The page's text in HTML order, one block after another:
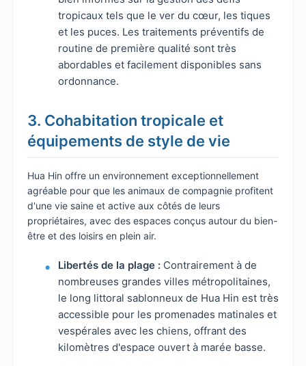
tropicaux tels que le ver du cœur, les tiques
et les puces. Les traitements préventifs de
routine de première qualité sont très
abordables et facilement disponibles sans
ordonnance.
3. Cohabitation tropicale et
équipements de style de vie
Hua Hin offre un environnement exceptionnellement
agréable pour que les animaux de compagnie profitent
d'une vie saine et active aux côtés de leurs
propriétaires, avec des espaces conçus autour du bien-
être et des loisirs en plein air.
Libertés de la plage : Contrairement à de
nombreuses grandes villes métropolitaines,
le long littoral sablonneux de Hua Hin est très
accessible pour les promenades matinales et
vespérales avec les chiens, offrant des
kilomètres d'espace ouvert à marée basse.